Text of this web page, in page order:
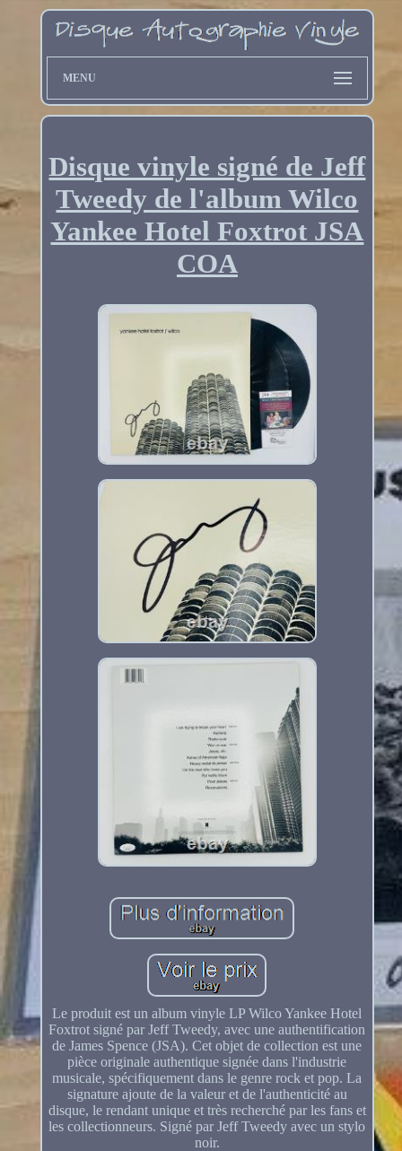
MENU
Disque vinyle signé de Jeff
Tweedy de l'album Wilco
Yankee Hotel Foxtrot JSA
COA
Le produit est un album vinyle LP Wilco Yankee Hotel
Foxtrot signé par Jeff Tweedy, avec une authentification
de James Spence (JSA). Cet objet de collection est une
pièce originale authentique signée dans l'industrie
musicale, spécifiquement dans le genre rock et pop. La
signature ajoute de la valeur et de l'authenticité au
disque, le rendant unique et très recherché par les fans et
les collectionneurs. Signé par Jeff Tweedy avec un stylo
noir.